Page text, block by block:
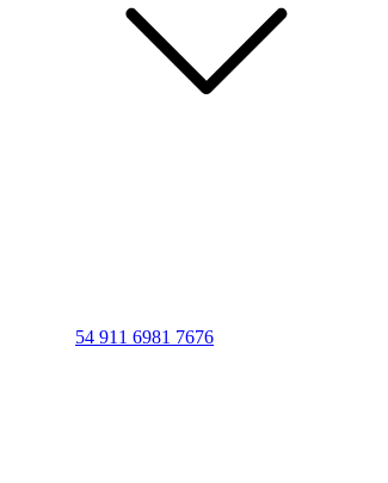
54 911 6981 7676